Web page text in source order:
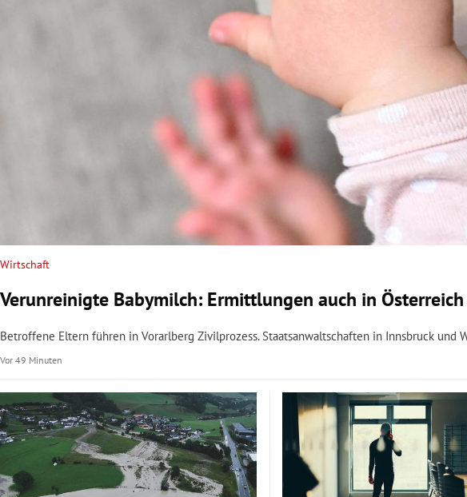
Untermenü
Untermenü
Wirtschaft
Verunreinigte Babymilch: Ermittlungen auch in Österreich
Betroffene Eltern führen in Vorarlberg Zivilprozess. Staatsanwaltschaften in Innsbruck und
Vor 49 Minuten